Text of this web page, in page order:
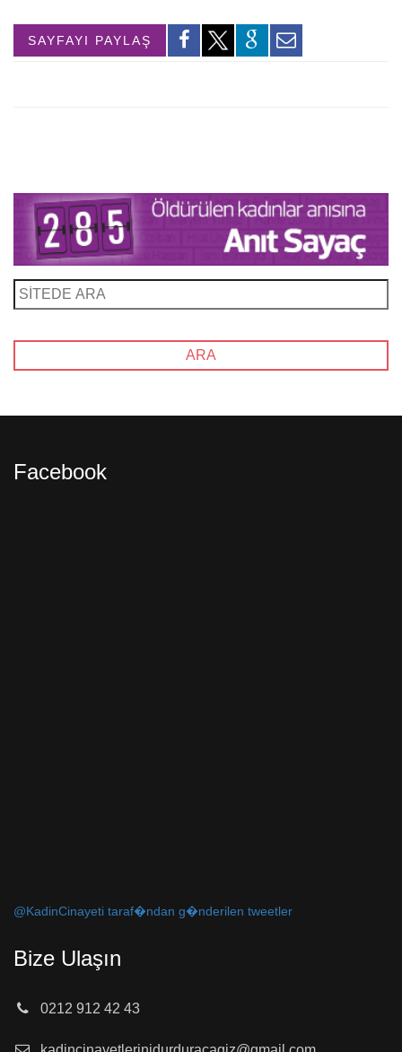
SAYFAYI PAYLAŞ
Facebook
@KadinCinayeti taraf�ndan g�nderilen tweetler
Bize Ulaşın
0212 912 42 43